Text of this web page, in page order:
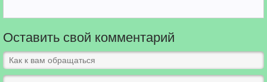
Оставить свой комментарий